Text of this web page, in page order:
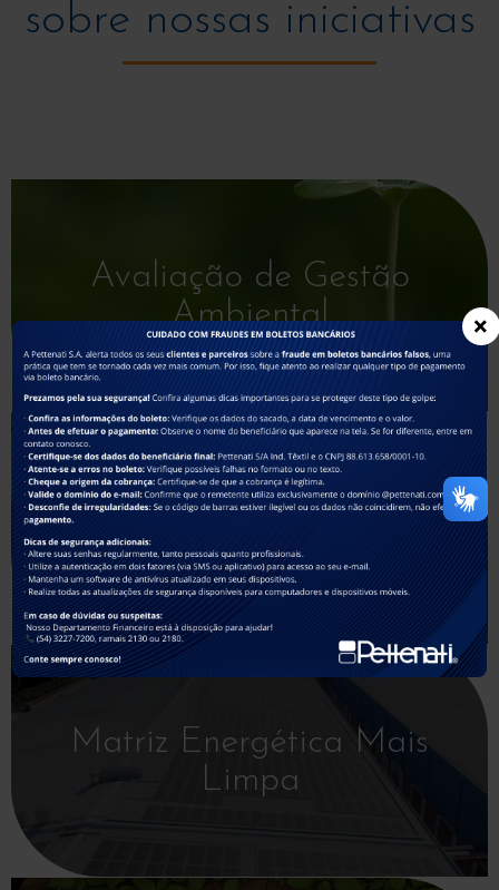
×
sobre nossas iniciativas
Avaliação de Gestão
Ambiental
Estação de Tratamento de
Efluentes
Matriz Energética Mais
Limpa